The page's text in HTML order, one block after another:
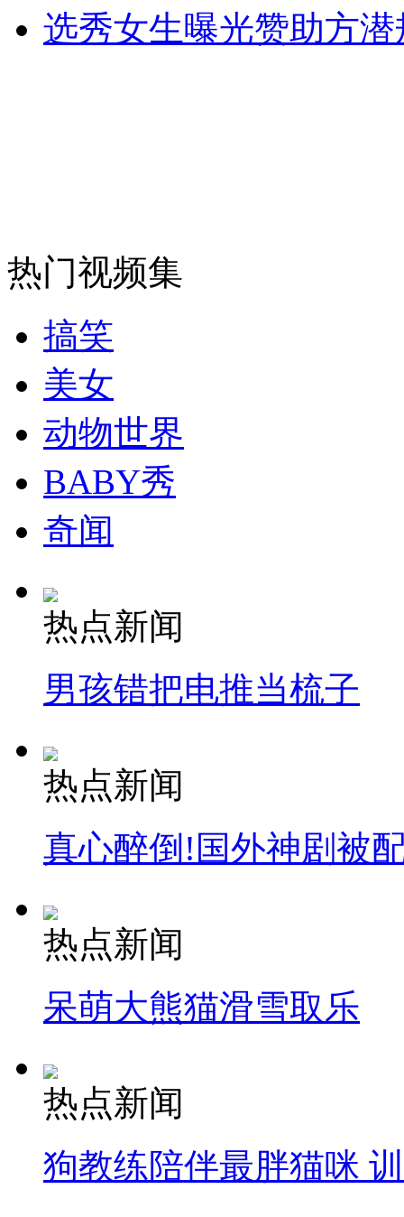
安徽一实载49人客车翻车
司机酒驾遇交警 急速倒车逃窜
选秀女生曝光赞助方
热门视频集
搞笑
美女
动物世界
BABY秀
奇闻
热点新闻
男孩错把电推当梳子
热点新闻
真心醉倒!国外神剧被
热点新闻
呆萌大熊猫滑雪取乐
热点新闻
狗教练陪伴最胖猫咪